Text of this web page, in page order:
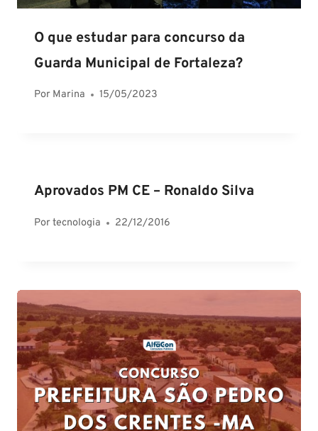
O que estudar para concurso da
Guarda Municipal de Fortaleza?
Por Marina 15/05/2023
Aprovados PM CE – Ronaldo Silva
Portecnologia 22/12/2016